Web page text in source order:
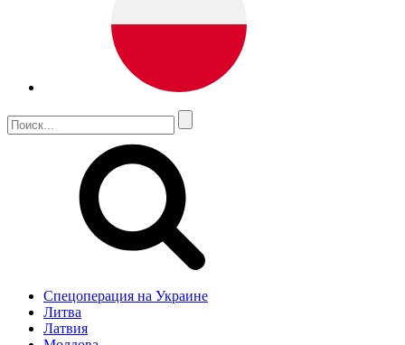
Спецоперация на Украине
Литва
Латвия